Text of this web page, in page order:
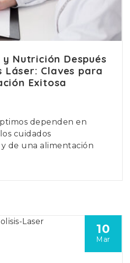
Nutrición Después
Láser: Claves para
Exitosa
dependen en
cuidados
de una alimentación
10
Mar